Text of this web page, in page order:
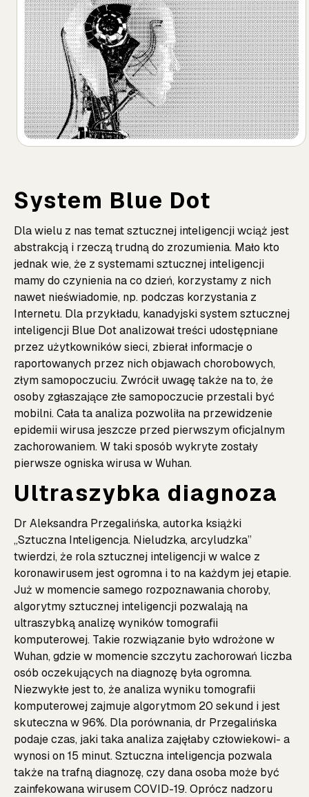
System Blue Dot
Dla wielu z nas temat sztucznej inteligencji wciąż jest
abstrakcją i rzeczą trudną do zrozumienia. Mało kto
jednak wie, że z systemami sztucznej inteligencji
mamy do czynienia na co dzień, korzystamy z nich
nawet nieświadomie, np. podczas korzystania z
Internetu. Dla przykładu, kanadyjski system sztucznej
inteligencji Blue Dot analizował treści udostępniane
przez użytkowników sieci, zbierał informacje o
raportowanych przez nich objawach chorobowych,
złym samopoczuciu. Zwrócił uwagę także na to, że
osoby zgłaszające złe samopoczucie przestali być
mobilni. Cała ta analiza pozwoliła na przewidzenie
epidemii wirusa jeszcze przed pierwszym oficjalnym
zachorowaniem. W taki sposób wykryte zostały
pierwsze ogniska wirusa w Wuhan.
Ultraszybka diagnoza
Dr Aleksandra Przegalińska, autorka książki
„Sztuczna Inteligencja. Nieludzka, arcyludzka”
twierdzi, że rola sztucznej inteligencji w walce z
koronawirusem jest ogromna i to na każdym jej etapie.
Już w momencie samego rozpoznawania choroby,
algorytmy sztucznej inteligencji pozwalają na
ultraszybką analizę wyników tomografii
komputerowej. Takie rozwiązanie było wdrożone w
Wuhan, gdzie w momencie szczytu zachorowań liczba
osób oczekujących na diagnozę była ogromna.
Niezwykłe jest to, że analiza wyniku tomografii
komputerowej zajmuje algorytmom 20 sekund i jest
skuteczna w 96%. Dla porównania, dr Przegalińska
podaje czas, jaki taka analiza zajęłaby człowiekowi- a
wynosi on 15 minut. Sztuczna inteligencja pozwala
także na trafną diagnozę, czy dana osoba może być
zainfekowana wirusem COVID-19. Oprócz nadzoru